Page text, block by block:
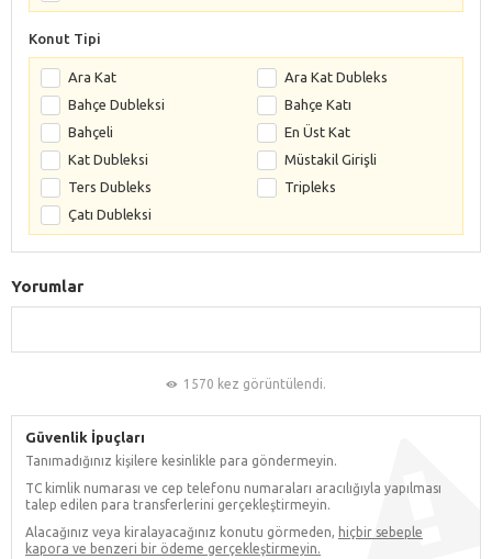
Konut Tipi
Ara Kat
Ara Kat Dubleks
Bahçe Dubleksi
Bahçe Katı
Bahçeli
En Üst Kat
Kat Dubleksi
Müstakil Girişli
Ters Dubleks
Tripleks
Çatı Dubleksi
Yorumlar
1570 kez görüntülendi.
Güvenlik İpuçları
Tanımadığınız kişilere kesinlikle para göndermeyin.
TC kimlik numarası ve cep telefonu numaraları aracılığıyla yapılması
talep edilen para transferlerini gerçekleştirmeyin.
Alacağınız veya kiralayacağınız konutu görmeden, hiçbir sebeple
kapora ve benzeri bir ödeme gerçekleştirmeyin.